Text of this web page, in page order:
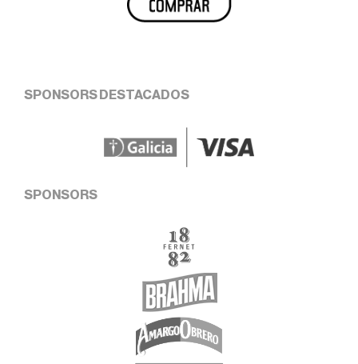
SPONSORS DESTACADOS
SPONSORS